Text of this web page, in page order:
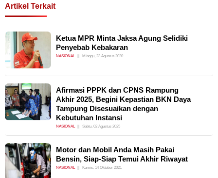
Artikel Terkait
Ketua MPR Minta Jaksa Agung Selidiki
Penyebab Kebakaran
NASIONAL Minggu, 23 Agustus 2020
Afirmasi PPPK dan CPNS Rampung
Akhir 2025, Begini Kepastian BKN Daya
Tampung Disesuaikan dengan
Kebutuhan Instansi
NASIONAL Sabtu, 02 Agustus 2025
Motor dan Mobil Anda Masih Pakai
Bensin, Siap-Siap Temui Akhir Riwayat
NASIONAL Kamis, 14 Oktober 2021